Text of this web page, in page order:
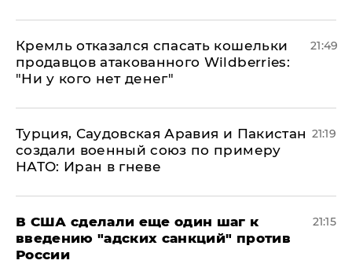
Кремль отказался спасать кошельки
продавцов атакованного Wildberries:
"Ни у кого нет денег"
21:49
Турция, Саудовская Аравия и Пакистан
создали военный союз по примеру
НАТО: Иран в гневе
21:19
В США сделали еще один шаг к
введению "адских санкций" против
России
21:15